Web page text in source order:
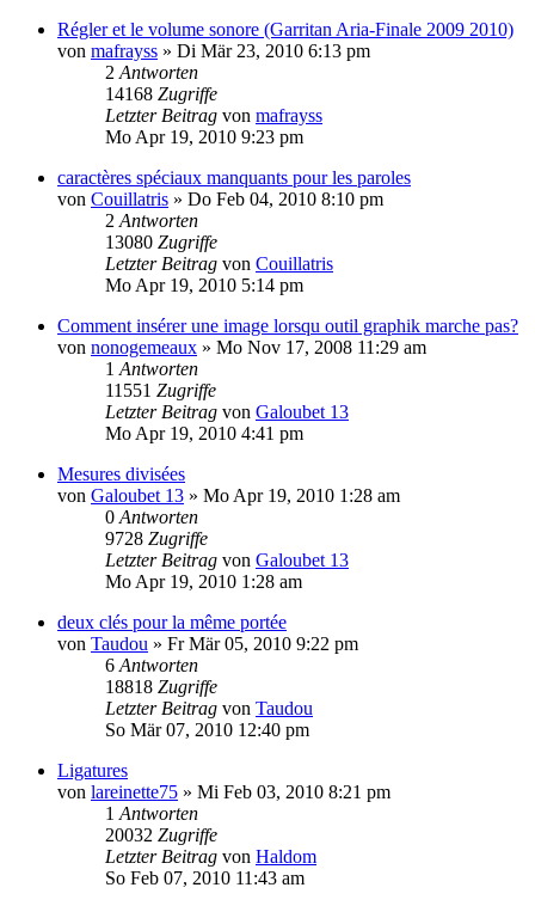
Régler et le volume sonore (Garritan Aria-Finale 2009 2010)
von mafrayss » Di Mär 23, 2010 6:13 pm
2 Antworten
14168 Zugriffe
Letzter Beitrag von mafrayss
Mo Apr 19, 2010 9:23 pm
caractères spéciaux manquants pour les paroles
von Couillatris » Do Feb 04, 2010 8:10 pm
2 Antworten
13080 Zugriffe
Letzter Beitrag von Couillatris
Mo Apr 19, 2010 5:14 pm
Comment insérer une image lorsqu outil graphik marche pas?
von nonogemeaux » Mo Nov 17, 2008 11:29 am
1 Antworten
11551 Zugriffe
Letzter Beitrag von Galoubet 13
Mo Apr 19, 2010 4:41 pm
Mesures divisées
von Galoubet 13 » Mo Apr 19, 2010 1:28 am
0 Antworten
9728 Zugriffe
Letzter Beitrag von Galoubet 13
Mo Apr 19, 2010 1:28 am
deux clés pour la même portée
von Taudou » Fr Mär 05, 2010 9:22 pm
6 Antworten
18818 Zugriffe
Letzter Beitrag von Taudou
So Mär 07, 2010 12:40 pm
Ligatures
von lareinette75 » Mi Feb 03, 2010 8:21 pm
1 Antworten
20032 Zugriffe
Letzter Beitrag von Haldom
So Feb 07, 2010 11:43 am